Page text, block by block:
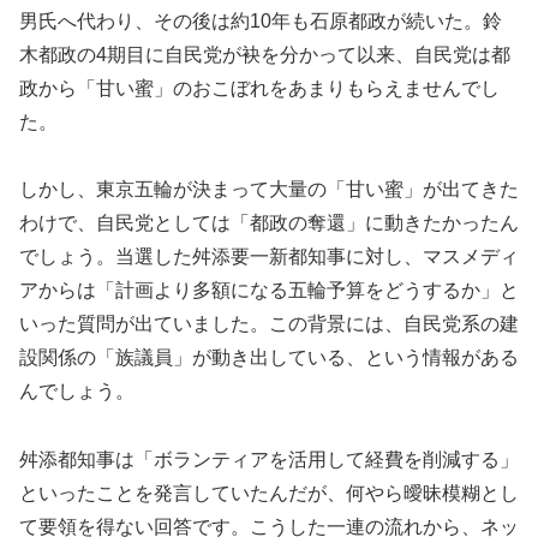
男氏へ代わり、その後は約10年も石原都政が続いた。鈴
木都政の4期目に自民党が袂を分かって以来、自民党は都
政から「甘い蜜」のおこぼれをあまりもらえませんでし
た。
しかし、東京五輪が決まって大量の「甘い蜜」が出てきた
わけで、自民党としては「都政の奪還」に動きたかったん
でしょう。当選した舛添要一新都知事に対し、マスメディ
アからは「計画より多額になる五輪予算をどうするか」と
いった質問が出ていました。この背景には、自民党系の建
設関係の「族議員」が動き出している、という情報がある
んでしょう。
舛添都知事は「ボランティアを活用して経費を削減する」
といったことを発言していたんだが、何やら曖昧模糊とし
て要領を得ない回答です。こうした一連の流れから、ネッ